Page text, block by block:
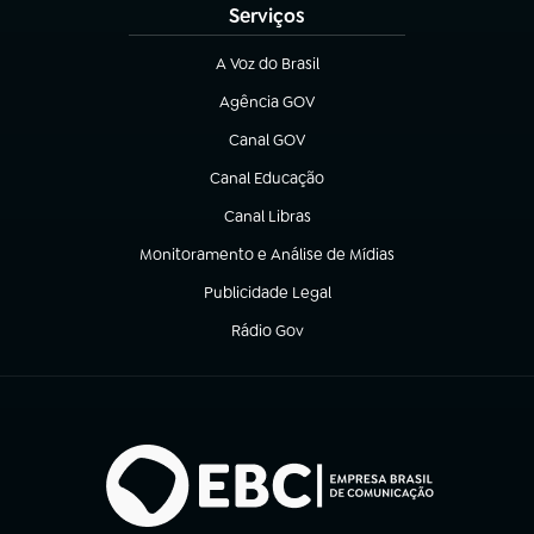
Serviços
A Voz do Brasil
(abre em nova aba)
Agência GOV
(abre em nova aba)
Canal GOV
(abre em nova aba)
Canal Educação
(abre em nova aba)
Canal Libras
(abre em nova aba)
Monitoramento e Análise de Mídias
(abre em nova aba)
Publicidade Legal
(abre em nova aba)
Rádio Gov
(abre em nova aba)